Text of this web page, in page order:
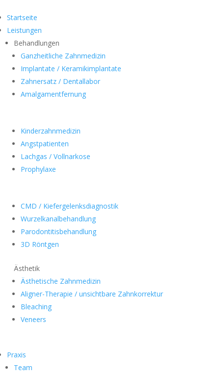
Startseite
Leistungen
Behandlungen
Ganzheitliche Zahnmedizin
Implantate / Keramikimplantate
Zahnersatz / Dentallabor
Amalgamentfernung
Kinderzahnmedizin
Angstpatienten
Lachgas / Vollnarkose
Prophylaxe
CMD / Kiefergelenksdiagnostik
Wurzelkanalbehandlung
Parodontitisbehandlung
3D Röntgen
Ästhetik
Ästhetische Zahnmedizin
Aligner-Therapie / unsichtbare Zahnkorrektur
Bleaching
Veneers
Praxis
Team